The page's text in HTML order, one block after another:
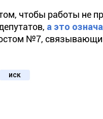
чтобы работы не
а это
№7,
иск